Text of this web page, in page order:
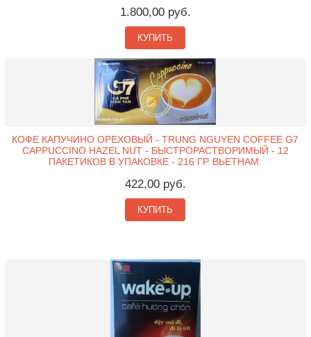
1.800,00 руб.
КУПИТЬ
КОФЕ КАПУЧИНО ОРЕХОВЫЙ - TRUNG NGUYEN COFFEE G7
CAPPUCCINO HAZEL NUT - БЫСТРОРАСТВОРИМЫЙ - 12
ПАКЕТИКОВ В УПАКОВКЕ - 216 ГР. ВЬЕТНАМ.
422,00 руб.
КУПИТЬ